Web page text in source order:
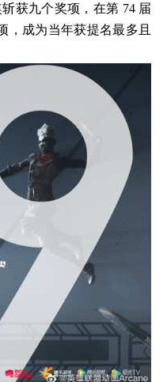
获九个奖项，在第 74 届
，成为当年获提名最多且